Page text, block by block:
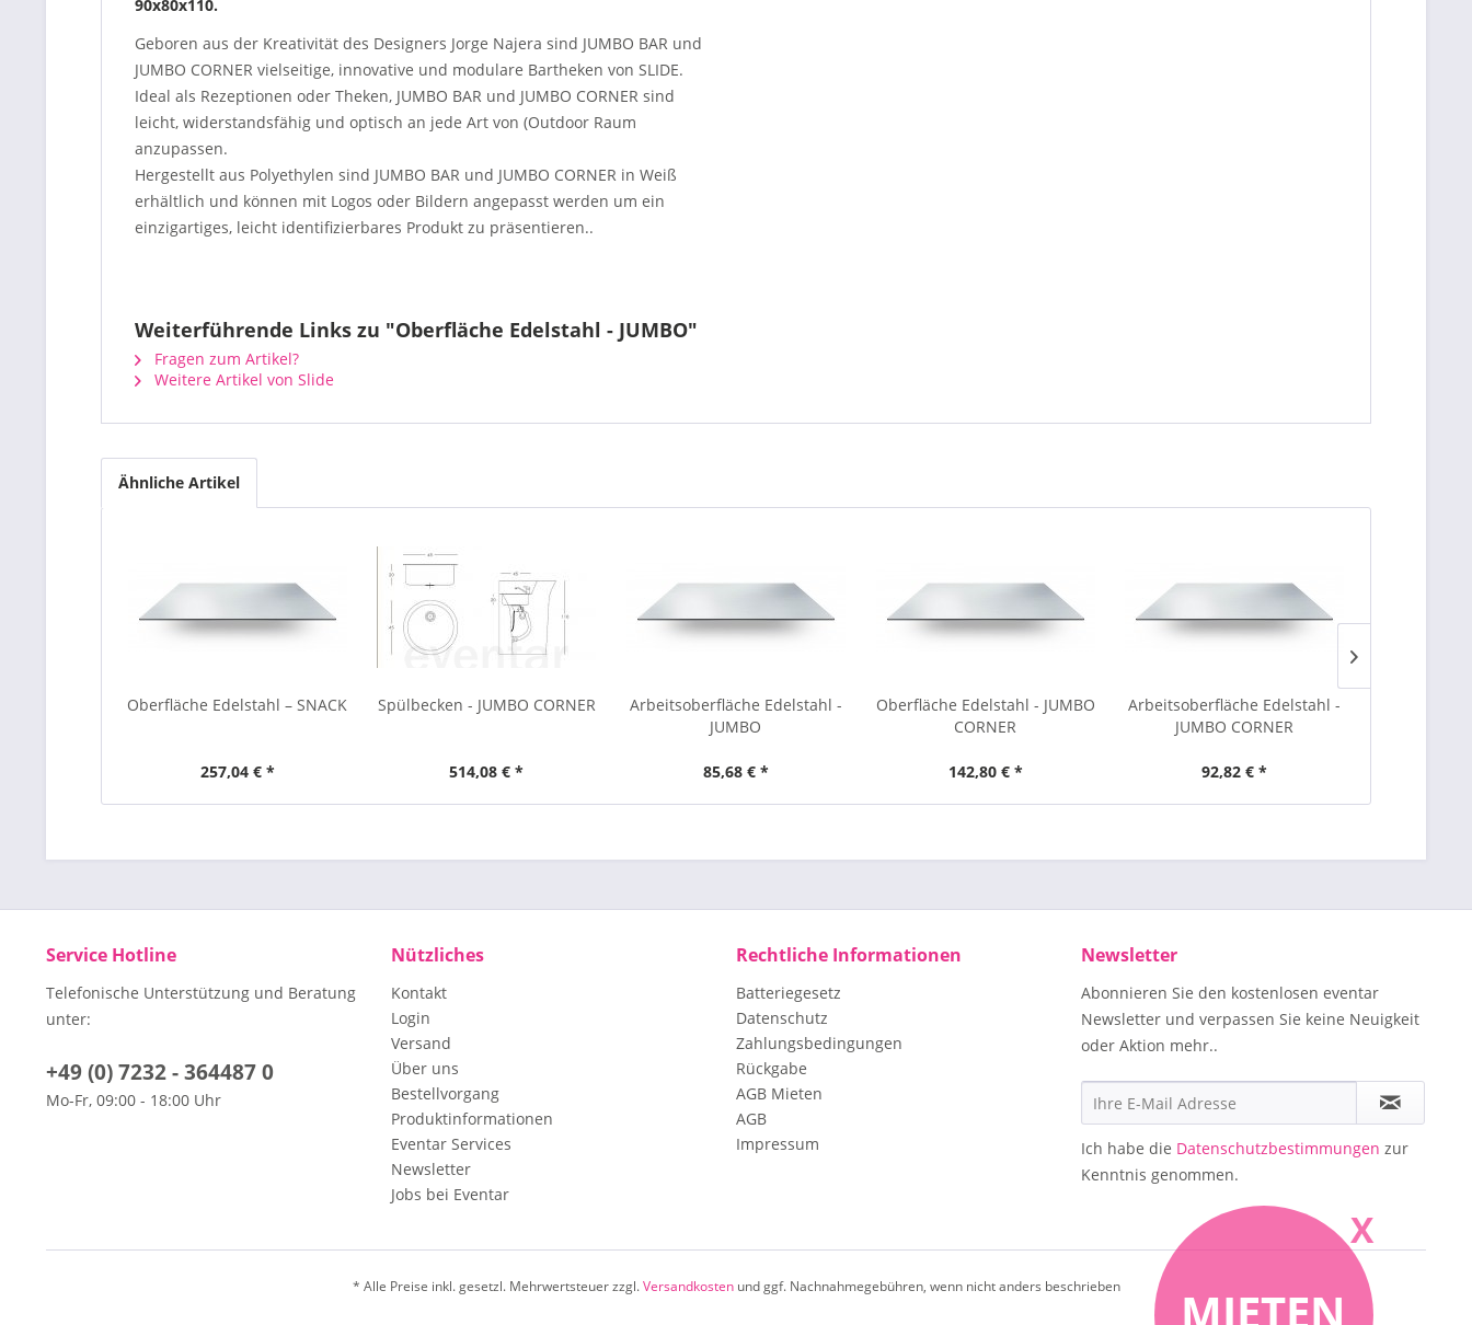
90x80x110.
Geboren aus der Kreativität des Designers Jorge Najera sind JUMBO BAR und
JUMBO CORNER vielseitige, innovative und modulare Bartheken von SLIDE.
Ideal als Rezeptionen oder Theken, JUMBO BAR und JUMBO CORNER sind
leicht, widerstandsfähig und optisch an jede Art von (Outdoor Raum
anzupassen.
Hergestellt aus Polyethylen sind JUMBO BAR und JUMBO CORNER in Weiß
erhältlich und können mit Logos oder Bildern angepasst werden um ein
einzigartiges, leicht identifizierbares Produkt zu präsentieren..
Weiterführende Links zu "Oberfläche Edelstahl - JUMBO"
Fragen zum Artikel?
Weitere Artikel von Slide
Ähnliche Artikel
Oberfläche Edelstahl – SNACK
257,04 € *
Spülbecken - JUMBO CORNER
514,08 € *
Arbeitsoberfläche Edelstahl -
JUMBO
85,68 € *
Oberfläche Edelstahl - JUMBO
CORNER
142,80 € *
Arbeitsoberfläche Edelstahl -
JUMBO CORNER
92,82 € *
Service Hotline
Telefonische Unterstützung und Beratung
unter:
+49 (0) 7232 - 364487 0
Mo-Fr, 09:00 - 18:00 Uhr
Nützliches
Kontakt
Login
Versand
Über uns
Bestellvorgang
Produktinformationen
Eventar Services
Newsletter
Jobs bei Eventar
Rechtliche Informationen
Batteriegesetz
Datenschutz
Zahlungsbedingungen
Rückgabe
AGB Mieten
AGB
Impressum
Newsletter
Abonnieren Sie den kostenlosen eventar
Newsletter und verpassen Sie keine Neuigkeit
oder Aktion mehr..
Ich habe die Datenschutzbestimmungen zur
Kenntnis genommen.
* Alle Preise inkl. gesetzl. Mehrwertsteuer zzgl.Versandkostenund ggf. Nachnahmegebühren, wenn nicht anders beschrieben MIETEN
X